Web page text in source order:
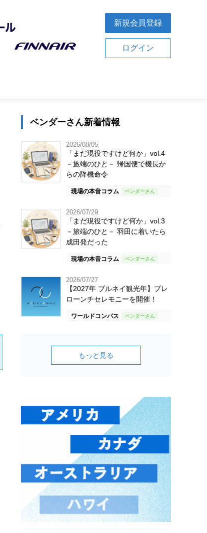
新規会員登録
ログイン
ベンダーさん新着情報
2026/08/05
「まだ現役ですけど何か」vol.4
－旅端のひと－ 帰国便で機長か
らの降機命令
現場の本音コラム
2026/07/29
「まだ現役ですけど何か」vol.3
－旅端のひと－ 羽田に着いたら
成田発だった
現場の本音コラム
2026/07/27
【2027年 ブルネイ観光年】プレ
ローンチセレモニーを開催！
ワールドコンパス
もっと見る